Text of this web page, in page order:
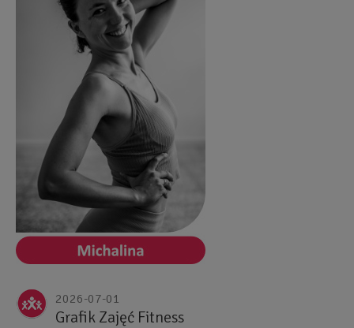
Referencja
do
2026-07-01
Grafik Zajęć Fitness